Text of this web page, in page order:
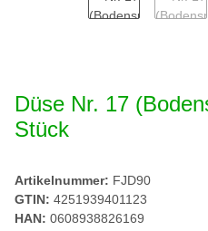
Düse Nr. 17
Stück
Artikelnummer: FJD90
GTIN: 4251939401123
HAN: 0608938826169